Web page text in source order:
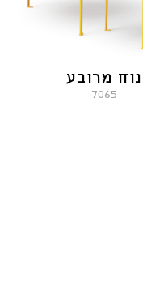
נוח מרובע
7065